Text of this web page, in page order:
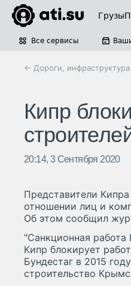
Грузы
Все сервисы
← Дороги, инфраструктура
Кипр
20:14, 3 Сентября 2020
Представители
отношении лиц и
Об этом сообщил
"Санкционная
Кипр блокирует
Бундестаг в 2015
строительство